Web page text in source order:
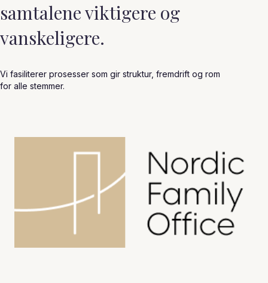
samtalene viktigere og
vanskeligere.
Vi fasiliterer prosesser som gir struktur, fremdrift og rom
for alle stemmer.